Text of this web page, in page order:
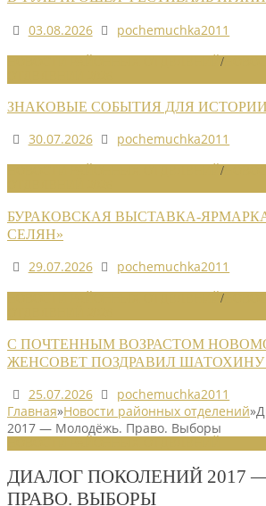
03.08.2026
pochemuchka2011
/
ЗНАКОВЫЕ СОБЫТИЯ ДЛЯ
30.07.2026
pochemuchka2011
/
БУРАКОВСКАЯ ВЫСТАВКА-
СЕЛЯН»
29.07.2026
pochemuchka2011
/
С ПОЧТЕННЫМ ВОЗРАСТОМ
ЖЕНСОВЕТ ПОЗДРАВИЛ ШАТОХИНУ
25.07.2026
pochemuchka2011
Главная»Новости районных отделений»
2017 — Молодёжь. Право. Выборы
ДИАЛОГ ПОКОЛЕНИЙ 2017
ПРАВО. ВЫБОРЫ